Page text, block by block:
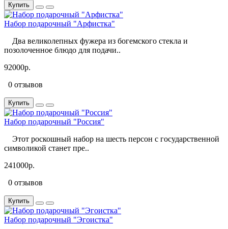
Купить
Набор подарочный "Арфистка"
Два великолепных фужера из богемского стекла и
позолоченное блюдо для подачи..
92000р.
0 отзывов
Купить
Набор подарочный "Россия"
Этот роскошный набор на шесть персон с государственной
символикой станет пре..
241000р.
0 отзывов
Купить
Набор подарочный "Эгоистка"